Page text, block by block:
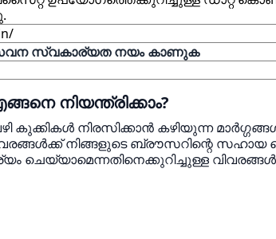
സ്വകാര്യത നയം കാണുക
നിയന്ത്രിക്കാം?
കുക്കികൾ നിരസിക്കാൻ കഴിയുന്ന
നിങ്ങളുടെ ബ്രൗസറിന്റെ സഹായ